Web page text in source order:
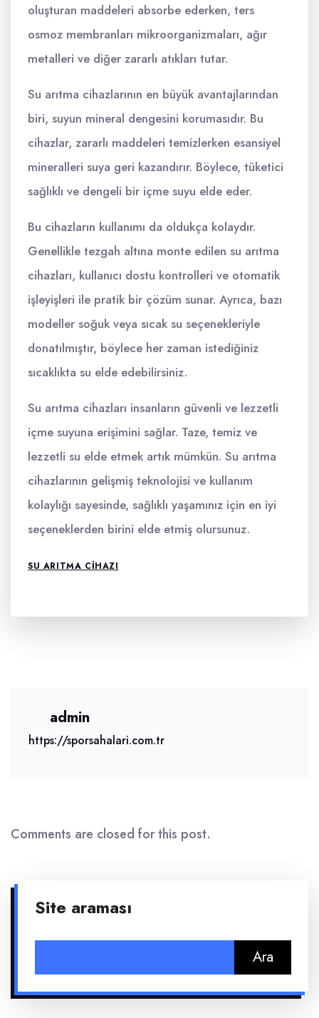
oluşturan maddeleri absorbe ederken, ters
osmoz membranları mikroorganizmaları, ağır
metalleri ve diğer zararlı atıkları tutar.
Su arıtma cihazlarının en büyük avantajlarından
biri, suyun mineral dengesini korumasıdır. Bu
cihazlar, zararlı maddeleri temizlerken esansiyel
mineralleri suya geri kazandırır. Böylece, tüketici
sağlıklı ve dengeli bir içme suyu elde eder.
Bu cihazların kullanımı da oldukça kolaydır.
Genellikle tezgah altına monte edilen su arıtma
cihazları, kullanıcı dostu kontrolleri ve otomatik
işleyişleri ile pratik bir çözüm sunar. Ayrıca, bazı
modeller soğuk veya sıcak su seçenekleriyle
donatılmıştır, böylece her zaman istediğiniz
sıcaklıkta su elde edebilirsiniz.
Su arıtma cihazları insanların güvenli ve lezzetli
içme suyuna erişimini sağlar. Taze, temiz ve
lezzetli su elde etmek artık mümkün. Su arıtma
cihazlarının gelişmiş teknolojisi ve kullanım
kolaylığı sayesinde, sağlıklı yaşamınız için en iyi
seçeneklerden birini elde etmiş olursunuz.
SU ARITMA CIHAZI
admin
https://sporsahalari.com.tr
Comments are closed for this post.
Site araması